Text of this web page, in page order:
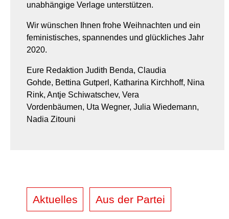
unabhängige Verlage unterstützen.
Wir wünschen Ihnen frohe Weihnachten und ein
feministisches, spannendes und glückliches Jahr
2020.
Eure Redaktion Judith Benda, Claudia
Gohde, Bettina Gutperl, Katharina Kirchhoff, Nina
Rink, Antje Schiwatschev, Vera
Vordenbäumen, Uta Wegner, Julia Wiedemann,
Nadia Zitouni
Aktuelles Aus der Partei